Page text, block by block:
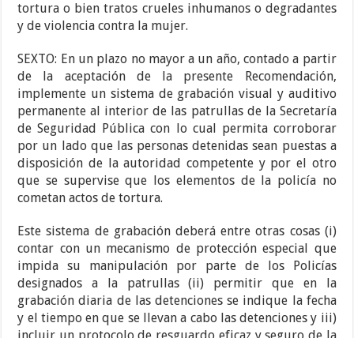
tortura o bien tratos crueles inhumanos o degradantes
y de violencia contra la mujer.
SEXTO: En un plazo no mayor a un año, contado a partir
de la aceptación de la presente Recomendación,
implemente un sistema de grabación visual y auditivo
permanente al interior de las patrullas de la Secretaría
de Seguridad Pública con lo cual permita corroborar
por un lado que las personas detenidas sean puestas a
disposición de la autoridad competente y por el otro
que se supervise que los elementos de la policía no
cometan actos de tortura.
Este sistema de grabación deberá entre otras cosas (i)
contar con un mecanismo de protección especial que
impida su manipulación por parte de los Policías
designados a la patrullas (ii) permitir que en la
grabación diaria de las detenciones se indique la fecha
y el tiempo en que se llevan a cabo las detenciones y iii)